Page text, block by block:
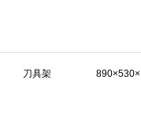
刀具架